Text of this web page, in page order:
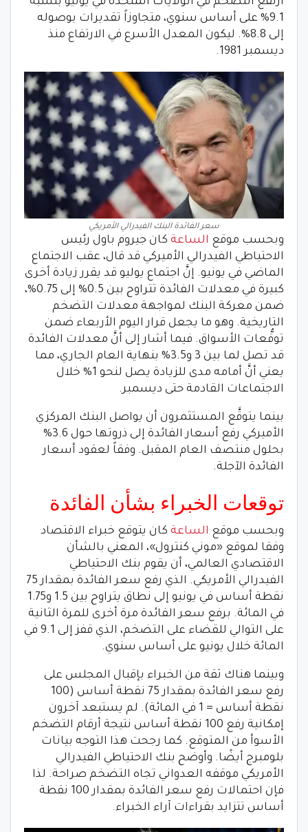
9.1% على أساس سنوي، متجاوزاً تقديرات بوصوله
إلى 8.8%. ليكون المعدل الأسرع في الارتفاع منذ
ديسمبر 1981.
سعر الفائدة البنك الفيدرالي الأمريكي
وبحسب موقع الساعة كان جيروم باول رئيس
الاحتياطي الفيدرالي الأميركي قد قال، عقب الاجتماع
الماضي في يونيو. إنَّ اجتماع يوليو قد يقرر زيادة أخرى
كبيرة في معدلات الفائدة تتراوح بين 0.5% إلى 0.75%،
ضمن معركة البنك لمواجهة معدلات التضخم
التاريخية. وهو ما يجعل قرار اليوم الأربعاء ضمن
توقُّعات الأسواق. فيما أشار إلى أنَّ معدلات الفائدة
قد تصل لما بين 3 و3.5% بنهاية العام الجاري، مما
يعني أنَّ أمامه مدى للزيادة يصل لنحو 1% خلال
الاجتماعات القادمة حتى ديسمبر.
بينما يتوقَّع المستثمرون أن يواصل البنك المركزي
الأميركي رفع أسعار الفائدة إلى ذروتها حول 3.6%
بحلول منتصف العام المقبل. وفقاً لعقود أسعار
الفائدة الآجلة.
توقعات الخبراء بشأن الفائدة
وبحسب موقع الساعة كان يتوقع خبراء الاقتصاد
وفقا لموقع «موني كنترول»، المعني بالشأن
الاقتصادي العالمي، أن يقوم بنك الاحتياطي
الفيدرالي الأمريكي. الذي رفع سعر الفائدة بمقدار 75
نقطة أساس في يونيو إلى نطاق يتراوح بين 1.5 و1.75
في المائة. برفع سعر الفائدة مرة أخرى للمرة الثانية
على التوالي للقضاء على التضخم، الذي قفز إلى 9.1 في
المائة خلال يونيو على أساس سنوي.
وبينما هناك ثقة من الخبراء بإقبال المجلس على
رفع سعر الفائدة بمقدار 75 نقطة أساس (100
نقطة أساس = 1 في المائة). لم يستبعد آخرون
إمكانية رفع 100 نقطة أساس نتيجة أرقام التضخم
الأسوأ من المتوقع. كما رجحت هذا التوجه بيانات
بلومبرج أيضًا. وأوضح بنك الاحتياطي الفيدرالي
الأمريكي موقفه العدواني تجاه التضخم صراحة. لذا
فإن احتمالات رفع سعر الفائدة بمقدار 100 نقطة
أساس تتزايد بقراءات آراء الخبراء.